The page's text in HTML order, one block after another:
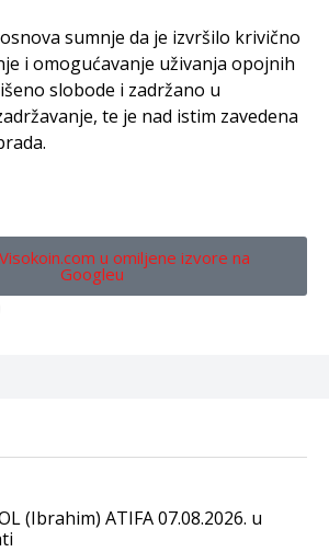
sumnje da je izvršilo krivično
i omogućavanje uživanja opojnih
slobode i zadržano u
te je nad istim zavedena
u omiljene izvore na
Googleu
(Ibrahim) ATIFA 07.08.2026. u